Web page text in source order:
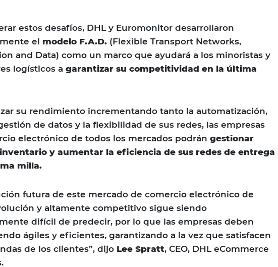
estos desafíos, DHL y Euromonitor desarrollaron
el modelo F.A.D. (Flexible Transport Networks,
and Data) como un marco que ayudará a los minoristas y
logísticos a garantizar su competitividad en la última
su rendimiento incrementando tanto la automatización,
de datos y la flexibilidad de sus redes, las empresas
electrónico de todos los mercados podrán gestionar
y aumentar la eficiencia de sus redes de entrega
milla.
futura de este mercado de comercio electrónico de
y altamente competitivo sigue siendo
difícil de predecir, por lo que las empresas deben
ágiles y eficientes, garantizando a la vez que satisfacen
de los clientes”, dijo Lee Spratt, CEO, DHL eCommerce